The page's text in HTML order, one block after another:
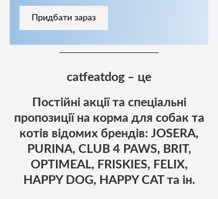
Придбати зараз
catfeatdog – це
Постійні акції та спеціальні
пропозиції на корма для собак та
котів відомих брендів: JOSERA,
PURINA, CLUB 4 PAWS, BRIT,
OPTIMEAL, FRISKIES, FELIX,
HAPPY DOG, HAPPY CAT та ін.